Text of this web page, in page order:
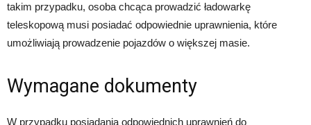
takim przypadku, osoba chcąca prowadzić ładowarkę
teleskopową musi posiadać odpowiednie uprawnienia, które
umożliwiają prowadzenie pojazdów o większej masie.
Wymagane dokumenty
W przypadku posiadania odpowiednich uprawnień do